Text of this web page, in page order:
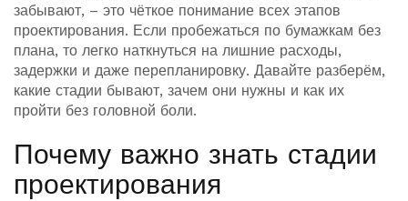
забывают, – это чёткое понимание всех этапов
проектирования. Если пробежаться по бумажкам без
плана, то легко наткнуться на лишние расходы,
задержки и даже перепланировку. Давайте разберём,
какие стадии бывают, зачем они нужны и как их
пройти без головной боли.
Почему важно знать стадии
проектирования